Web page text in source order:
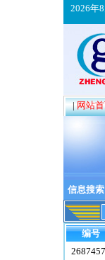
2026年
|网站
信息搜索
编号